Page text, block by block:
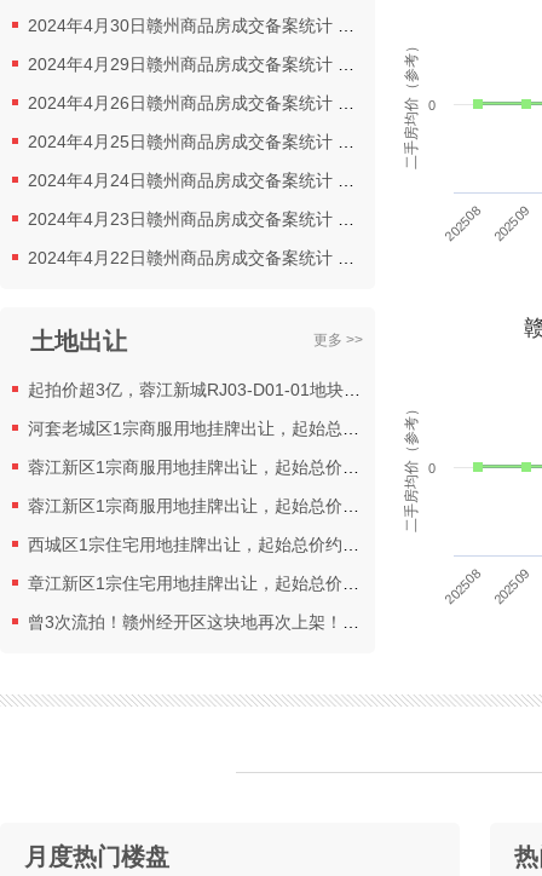
土地出让 更多 >>
二手房均价（参考）
202508 202509
0
二手房均价（参考）
202508 202509
0
月度热门楼盘